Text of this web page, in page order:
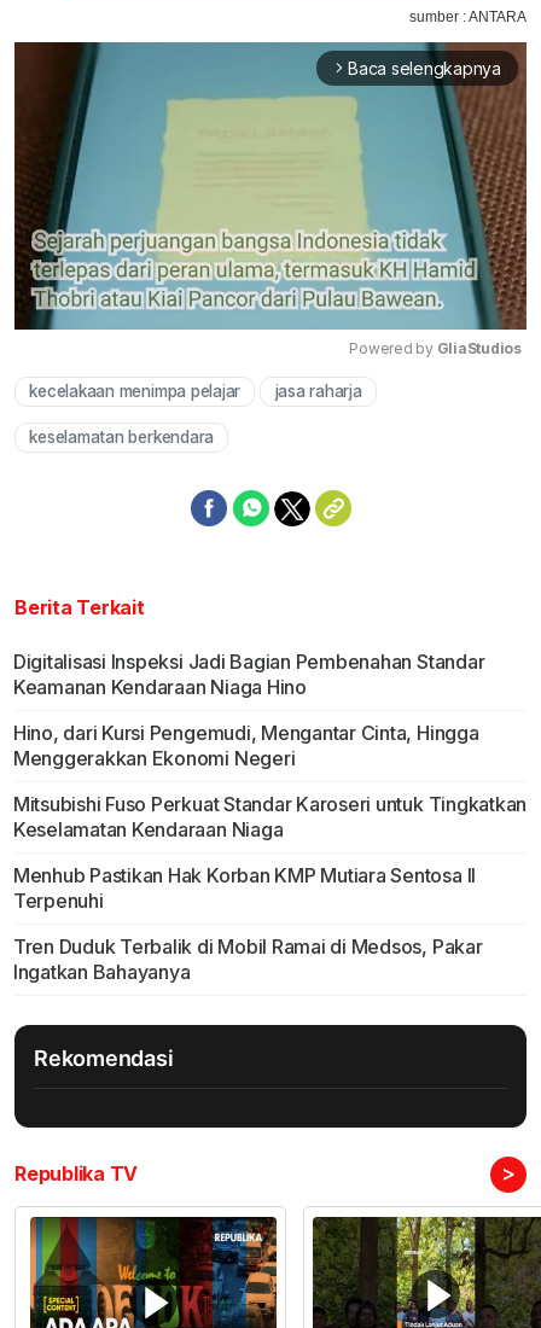
sumber : ANTARA
arrow_forward_ios Baca selengkapnya
Powered by GliaStudios
kecelakaan menimpa pelajar jasa raharja
keselamatan berkendara
Berita Terkait
Digitalisasi Inspeksi Jadi Bagian Pembenahan Standar
Keamanan Kendaraan Niaga Hino
Hino, dari Kursi Pengemudi, Mengantar Cinta, Hingga
Menggerakkan Ekonomi Negeri
Mitsubishi Fuso Perkuat Standar Karoseri untuk Tingkatkan
Keselamatan Kendaraan Niaga
Menhub Pastikan Hak Korban KMP Mutiara Sentosa II
Terpenuhi
Tren Duduk Terbalik di Mobil Ramai di Medsos, Pakar
Ingatkan Bahayanya
Rekomendasi
Republika TV >